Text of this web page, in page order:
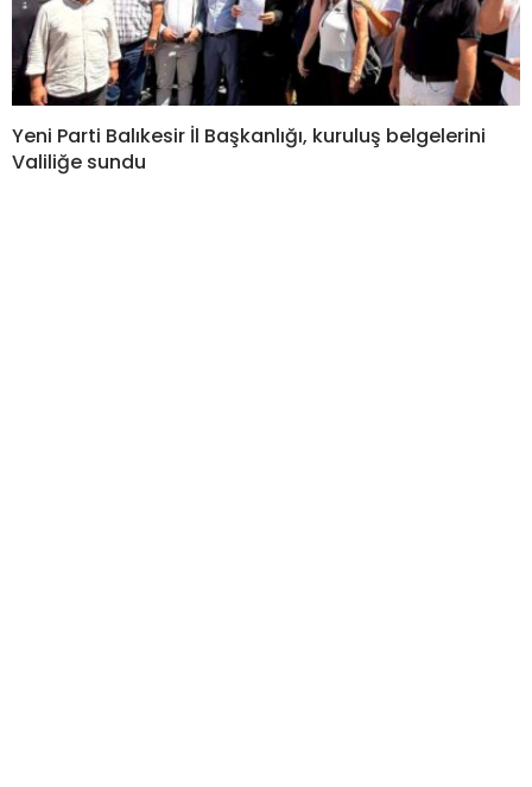
Yeni Parti Balıkesir İl Başkanlığı, kuruluş belgelerini
Valiliğe sundu